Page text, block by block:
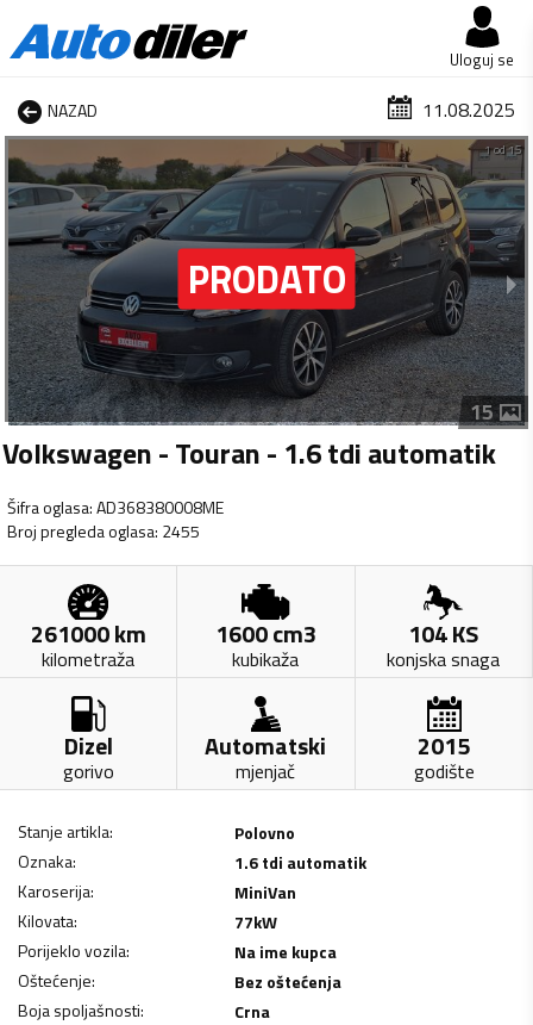
Uloguj se
NAZAD 11.08.2025
1 od 15
15
Volkswagen - Touran - 1.6 tdi automatik
Šifra oglasa:AD368380008ME
Broj pregleda oglasa: 2455
261000km
kilometraža
1600cm3
kubikaža
104KS
konjska snaga
Dizel
gorivo
Automatski
mjenjač
2015
godište
Stanje artikla:
Polovno
Oznaka:
1.6 tdi automatik
Karoserija:
MiniVan
Kilovata: 77kW
Porijeklo vozila:
Na ime kupca
Oštećenje:
Bez oštećenja
Boja spoljašnosti:
Crna